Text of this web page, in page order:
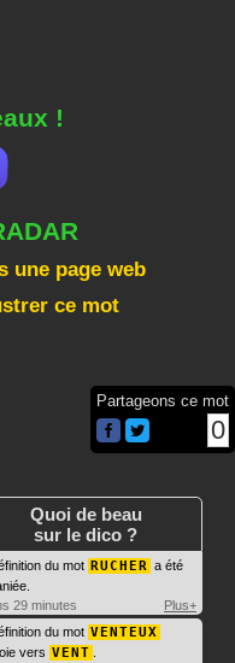
!
une page web
ce mot
Partageons ce mot
0
Quoi de beau
sur le dico ?
du mot RUCHER a été
29 minutes
Plus+
du mot VENTEUX
vers VENT